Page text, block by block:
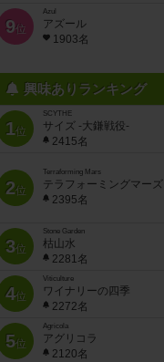
9位
Azul
アズール
1903名
興味ありランキング
1位
SCYTHE
サイズ -大鎌戦役-
2415名
2位
Terraforming Mars
テラフォーミングマーズ
2395名
3位
Stone Garden
枯山水
2281名
4位
Viticulture
ワイナリーの四季
2272名
5位
Agricola
アグリコラ
2120名